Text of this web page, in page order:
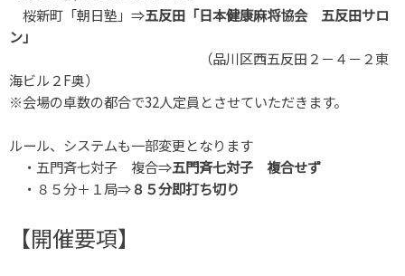
桜新町「朝日塾」⇒五反田「日本健康麻将協会 五反田サロ
ン」
（品川区西五反田２－４－２東
海ビル２F奥）
※会場の卓数の都合で32人定員とさせていただきます。
ルール、システムも一部変更となります
・五門斉七対子 複合⇒五門斉七対子 複合せず
・８５分＋１局⇒８５分即打ち切り
【開催要項】